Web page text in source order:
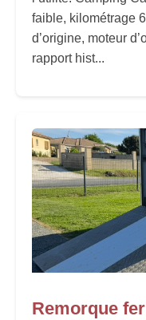
faible, kilométrage
d’origine, moteur
rapport hist...
Remorque